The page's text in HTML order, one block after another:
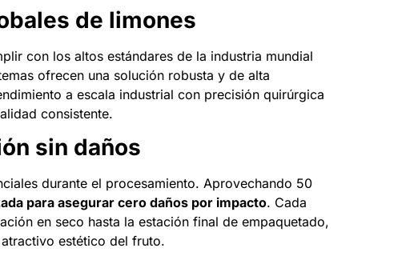
de limones
con los altos estándares de la industria mundial
ofrecen una solución robusta y de alta
a escala industrial con precisión quirúrgica
consistente.
sin daños
durante el procesamiento. Aprovechando 50
para asegurar cero daños por impacto. Cada
en seco hasta la estación final de empaquetado,
estético del fruto.